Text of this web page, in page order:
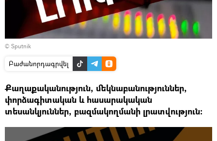
© Sputnik
Բաժանորդագրվել
Քաղաքականություն, մեկնաբանություններ,
փորձագիտական և հասարակական
տեսանկյուններ, բազմակողմանի լրատվություն: